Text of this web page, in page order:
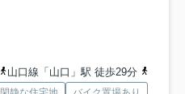
山口線「山口」駅 徒歩29分